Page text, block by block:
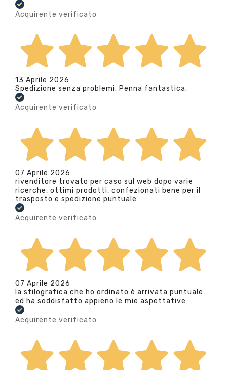
Acquirente verificato
13 Aprile 2026
Spedizione senza problemi. Penna fantastica.
Acquirente verificato
07 Aprile 2026
rivenditore trovato per caso sul web dopo varie
ricerche, ottimi prodotti, confezionati bene per il
trasposto e spedizione puntuale
Acquirente verificato
07 Aprile 2026
la stilografica che ho ordinato è arrivata puntuale
ed ha soddisfatto appieno le mie aspettative
Acquirente verificato